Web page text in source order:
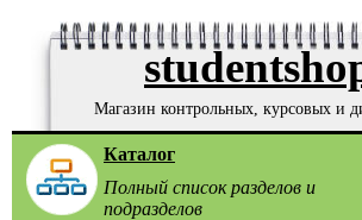
Магазин контрольных, курсовых и
Каталог
Полный список разделов и
подразделов